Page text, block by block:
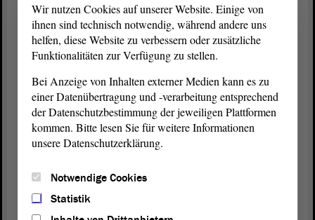
Da muss man noch einmal differenzieren. Letztlich
zahlt es der Steuerzahler der Bundesrepublik
Deutschland; das muss man auch einmal klar sagen.
mit den unterschiedlichen Möglichkeiten und den
anstehenden Umsetzungen nicht
durcheinanderkommen.
aber letztlich sind das die Dinge, die wir jetzt alle
Wir nutzen Cookies auf unserer Website. Einige von
ihnen sind technisch notwendig, während andere uns
helfen, diese Website zu verbessern oder zusätzliche
Funktionalitäten zur Verfügung zu stellen.
Bei Anzeige von Inhalten externer Medien kann es zu
einer Datenübertragung und -verarbeitung entsprechend
der Datenschutzbestimmung der jeweiligen Plattformen
kommen. Bitte lesen Sie für weitere Informationen
unsere Datenschutzerklärung.
Notwendige Cookies
Statistik